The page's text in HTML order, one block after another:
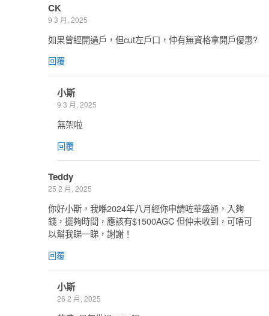
CK
9 3 月, 2025
如果曾經開過戶，但cut左戶口，仲有無資格拿開戶優惠?
回覆
小斯
9 3 月, 2025
無架啦
回覆
Teddy
25 2 月, 2025
你好小斯，我喺2024年八月經你申請咗華盛通，入夠
錢，擺夠時間，應該有$1500AGC 但仲未收到，可唔可
以幫我睇一睇，謝謝！
回覆
小斯
26 2 月, 2025